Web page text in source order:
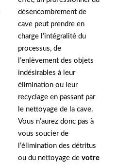
désencombrement de
cave peut prendre en
charge l’intégralité du
processus, de
l’enlèvement des objets
indésirables à leur
élimination ou leur
recyclage en passant par
le nettoyage de la cave.
Vous n’aurez donc pas à
vous soucier de
l’élimination des détritus
ou du nettoyage de votre